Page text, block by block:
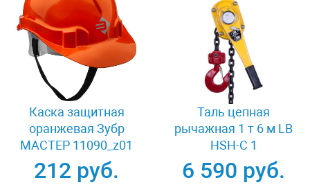
Каска защитная
оранжевая Зубр
МАСТЕР 11090_z01
212 руб.
Таль цепная
рычажная 1 т 6 м LB
HSH-C 1
6 590 руб.